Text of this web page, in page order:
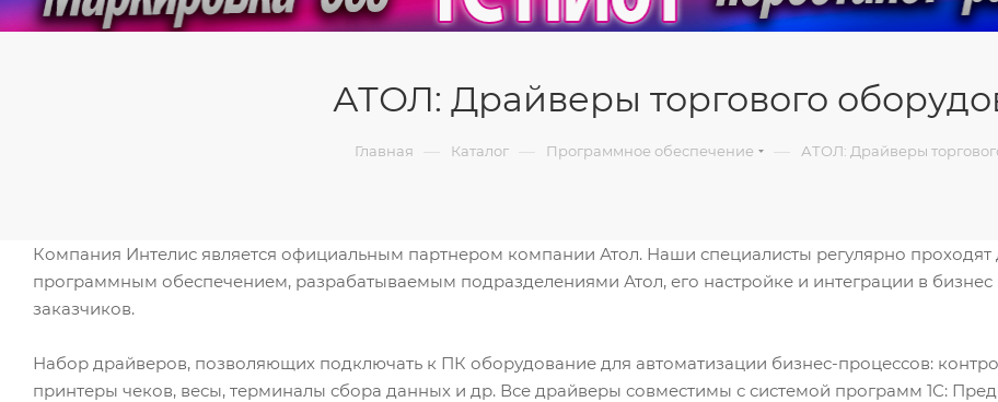
АТОЛ: Драйверы торгового
Главная — Каталог — Программное обеспечение — АТОЛ: Драйверы
Компания Интелис является официальным партнером компании Атол. Наши специалисты регулярно проходят
программным обеспечением, разрабатываемым подразделениями Атол, его настройке и интеграции в
заказчиков.
Набор драйверов, позволяющих подключать к ПК оборудование для автоматизации бизнес-процессов:
принтеры чеков, весы, терминалы сбора данных и др. Все драйверы совместимы с системой программ 1С: